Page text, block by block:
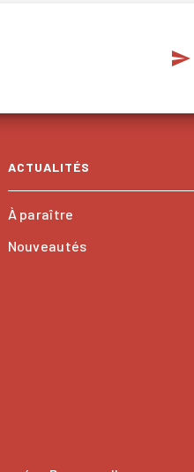
send
ACTUALITÉS
À paraître
Nouveautés